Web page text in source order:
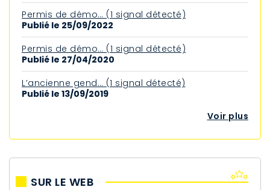
Permis de démo… (1 signal détecté)
Publié le 25/09/2022
Permis de démo… (1 signal détecté)
Publié le 27/04/2020
L’ancienne gend… (1 signal détecté)
Publié le 13/09/2019
Voir plus
SUR LE WEB